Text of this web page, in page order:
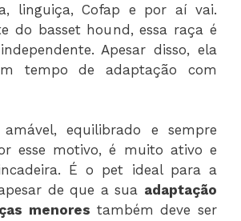
linguiça, Cofap e por aí vai.
do basset hound, essa raça é
Apesar disso, ela
tempo de adaptação com
equilibrado e sempre
esse motivo, é muito ativo e
É o pet ideal para a
de que a sua adaptação
menores também deve ser